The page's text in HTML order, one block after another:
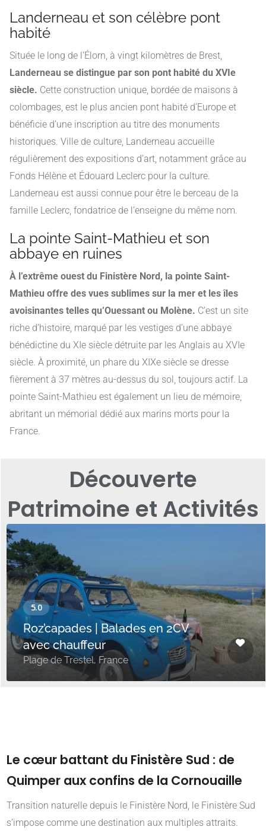
Landerneau et son célèbre pont
habité
Située le long de l’Élorn, à vingt kilomètres de Brest,
Landerneau se distingue par son pont habité du XVIe
siècle. Cette construction unique, bordée de maisons à
colombages, est le plus ancien pont habité d’Europe et
bénéficie d’une inscription au titre des monuments
historiques. Ville de culture, Landerneau accueille
régulièrement des expositions d’art, notamment grâce au
Fonds Hélène et Édouard Leclerc pour la culture.
Landerneau est aussi connue pour être le berceau de la
famille Leclerc, fondatrice de l’enseigne du même nom.
La pointe Saint-Mathieu et son
abbaye en ruines
À l’extrême ouest du Finistère Nord, la pointe Saint-
Mathieu offre des vues sublimes sur la mer et les îles
avoisinantes telles qu’Ouessant ou Molène. C’est un site
riche d’histoire, marqué par les vestiges d’une abbaye
bénédictine du XIe siècle détruite par les Anglais au XVIe
siècle. À proximité, un phare du XIXe siècle se dresse
fièrement à 37 mètres au-dessus du sol, toujours actif. La
pointe Saint-Mathieu est également un lieu de mémoire,
abritant un mémorial dédié aux marins morts pour la
France.
Découverte
Patrimoine et Activités
Roz’capades | Balades en 2CV
avec chauffeur
Plage de Trestel, France
Le cœur battant du Finistère Sud : de
Quimper aux confins de la Cornouaille
Transition naturelle depuis le Finistère Nord, le Finistère Sud
s’impose comme une destination aux multiples attraits.